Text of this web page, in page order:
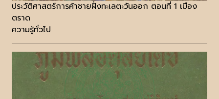
ประวัติศาสตร์การค้าชายฝั่งทะเลตะวันออก ตอนที่ 1 เมือง
ตราด
ความรู้ทั่วไป